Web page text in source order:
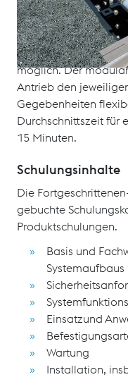
Erdkästen. Die
auch ohne
möglich. Der
Antrieb den
Gegebenheiten
Durchschnittszeit für
15 Minuten.
Schulungsinhalte
Die
gebuchte
Produktschulungen.
Basis und
Systemaufbaus
Einsatzund
Wartung
Installation,